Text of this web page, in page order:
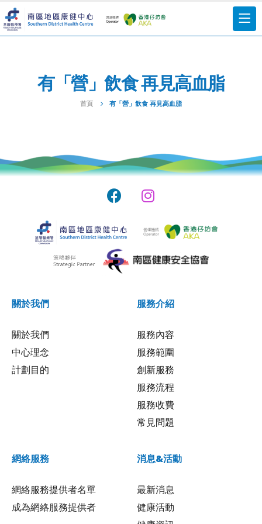
有「營」飲食 再見高血脂
首頁 有「營」飲食 再見高血脂
關於我們
關於我們
中心理念
計劃目的
服務介紹
服務內容
服務範圍
創新服務
服務流程
服務收費
常見問題
網絡服務
網絡服務提供者名單
成為網絡服務提供者
消息&活動
最新消息
健康活動